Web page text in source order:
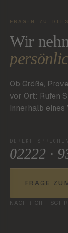
FRAGEN ZU
Wir
Ob Größe,
vor Ort: Rufen
innerhalb eines
DIREKT SPRECHEN
02222 ·
FRAGE
NACHRICHT